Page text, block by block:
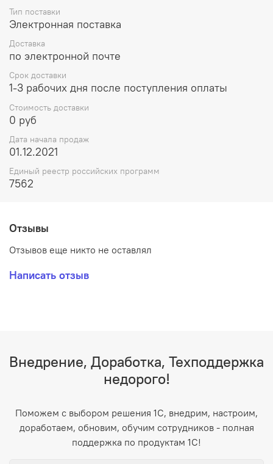
Тип поставки
Электронная поставка
Доставка
по электронной почте
Срок доставки
1-3 рабочих дня после поступления оплаты
Стоимость доставки
0 руб
Дата начала продаж
01.12.2021
Единый реестр российских программ
7562
Отзывы
Отзывов еще никто не оставлял
Написать отзыв
Внедрение, Доработка, Техподдержка
недорого!
Поможем с выбором решения 1С, внедрим, настроим,
доработаем, обновим, обучим сотрудников - полная
поддержка по продуктам 1С!